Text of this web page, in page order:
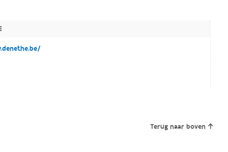
Terug naar boven